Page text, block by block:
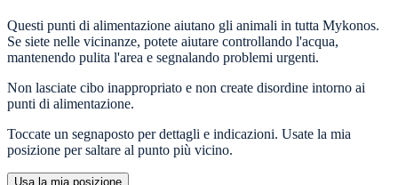
Questi punti di alimentazione aiutano gli animali in tutta Mykonos.
Se siete nelle vicinanze, potete aiutare controllando l'acqua,
mantenendo pulita l'area e segnalando problemi urgenti.
Non lasciate cibo inappropriato e non create disordine intorno ai
punti di alimentazione.
Toccate un segnaposto per dettagli e indicazioni. Usate la mia
posizione per saltare al punto più vicino.
Usa la mia posizione